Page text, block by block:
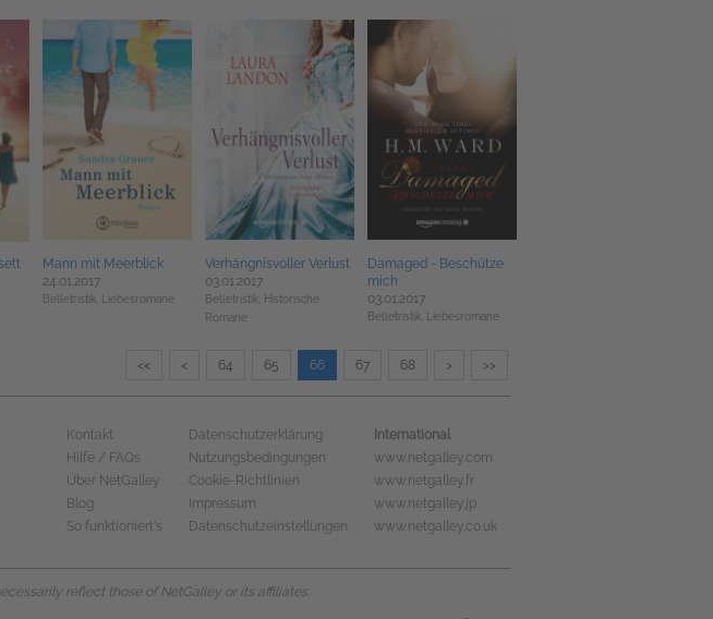
Mann mit Meerblick
24.01.2017
Belletristik, Liebesromane
Verhängnisvoller Verlust
03.01.2017
Belletristik,
Historische
Romane
Damaged - Beschütze
mich
03.01.2017
Belletristik, Liebesromane
<< < 64 65 66 67 68 > >>
Kontakt
Hilfe / FAQs
Über NetGalley
Blog
So funktioniert's
Datenschutzerklärung
Nutzungsbedingungen
Cookie-Richtlinien
Impressum
Datenschutzeinstellungen
International
www.netgalley.com
www.netgalley.fr
www.netgalley.jp
www.netgalley.co.uk
reflect those of NetGalley or its affiliates.